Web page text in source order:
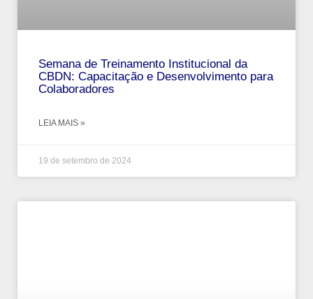
Semana de Treinamento Institucional da
CBDN: Capacitação e Desenvolvimento para
Colaboradores
LEIA MAIS »
19 de setembro de 2024